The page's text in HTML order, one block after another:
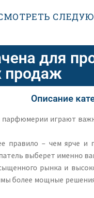
для
продаж
Описание
парфюмерии играют
правило – чем ярче и
выберет именно
рынка и
более мощные